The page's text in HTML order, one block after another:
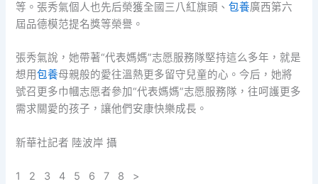
等。張秀氣個人也先后榮獲全國三八紅旗頭、包養廣西第六
屆品德模范提名獎等榮譽。
張秀氣說，她帶著“代表媽媽”志愿服務隊堅持這么多年，就是
想用包養母親般的愛往溫熱更多留守兒童的心。今后，她將
號召更多巾幗志愿者參加“代表媽媽”志愿服務隊，往呵護更多
需求關愛的孩子，讓他們安康快樂成長。
新華社記者 陸波岸 攝
1 2 3 4 5 6 7 8 >